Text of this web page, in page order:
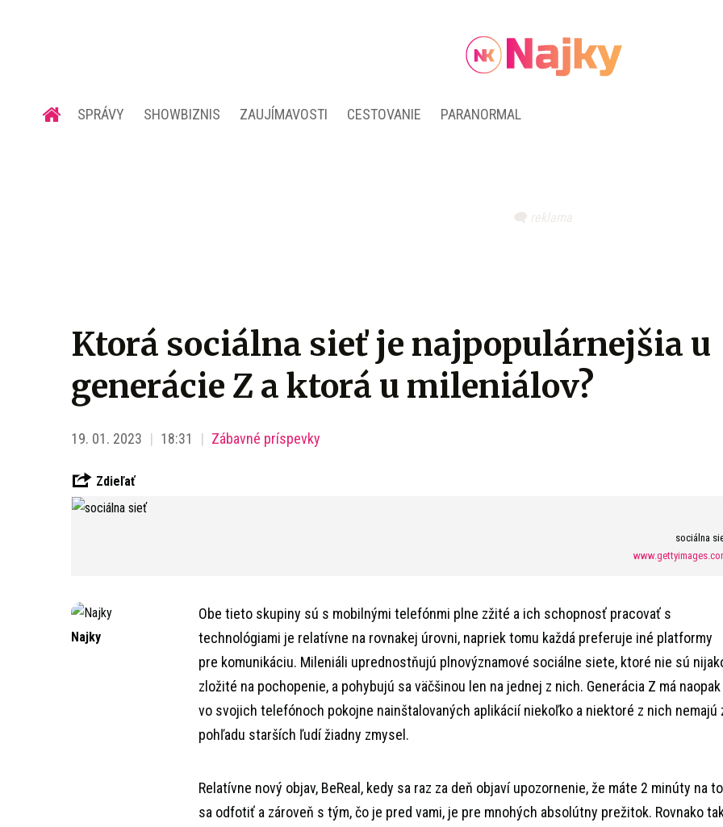
SPRÁVY SHOWBIZNIS ZAUJÍMAVOSTI CESTOVANIE PARANORMAL
Ktorá sociálna sieť je najpopulárnejšia u
generácie Z a ktorá u mileniálov?
19. 01. 2023 18:31 Zábavné príspevky
Zdieľať
sociálna
Najky
Obe tieto skupiny sú s mobilnými telefónmi plne zžité a ich schopnosť pracovať s
technológiami je relatívne na rovnakej úrovni, napriek tomu každá preferuje iné platformy
pre komunikáciu. Mileniáli uprednostňujú plnovýznamové sociálne siete, ktoré nie sú
zložité na pochopenie, a pohybujú sa väčšinou len na jednej z nich. Generácia Z má naopak
vo svojich telefónoch pokojne nainštalovaných aplikácií niekoľko a niektoré z nich nemajú
pohľadu starších ľudí žiadny zmysel.
Relatívne nový objav, BeReal, kedy sa raz za deň objaví upozornenie, že máte 2 minúty na to
sa odfotiť a zároveň s tým, čo je pred vami, je pre mnohých absolútny prežitok. Rovnako